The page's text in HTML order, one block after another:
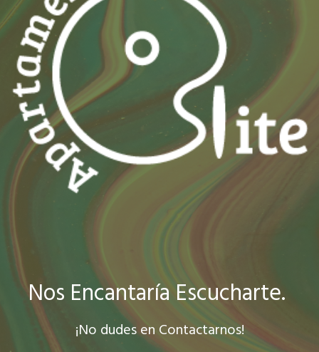
Nos Encantaría Escucharte.
¡No dudes en Contactarnos!